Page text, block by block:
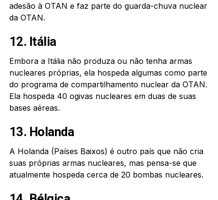
adesão à OTAN e faz parte do guarda-chuva nuclear
da OTAN.
12. Itália
Embora a Itália não produza ou não tenha armas
nucleares próprias, ela hospeda algumas como parte
do programa de compartilhamento nuclear da OTAN.
Ela hospeda 40 ogivas nucleares em duas de suas
bases aéreas.
13. Holanda
A Holanda (Países Baixos) é outro país que não cria
suas próprias armas nucleares, mas pensa-se que
atualmente hospeda cerca de 20 bombas nucleares.